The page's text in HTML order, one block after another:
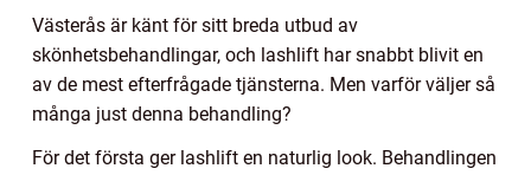
Västerås är känt för sitt breda utbud av
skönhetsbehandlingar, och lashlift har snabbt blivit en
av de mest efterfrågade tjänsterna. Men varför väljer så
många just denna behandling?
För det första ger lashlift en naturlig look. Behandlingen